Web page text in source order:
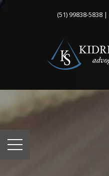
(51) 99838-5838 |